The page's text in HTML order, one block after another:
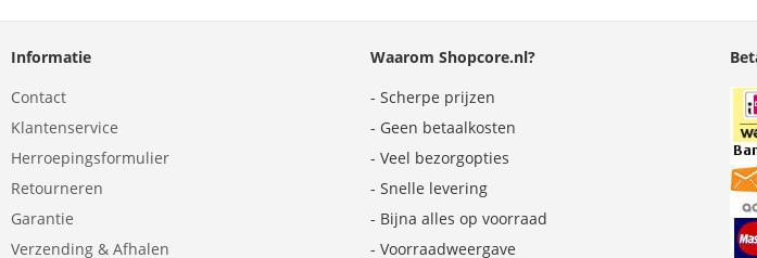
Informatie
Contact
Klantenservice
Herroepingsformulier
Retourneren
Garantie
Verzending & Afhalen
Waarom Shopcore.nl?
- Scherpe prijzen
- Geen betaalkosten
- Veel bezorgopties
- Snelle levering
- Bijna alles op voorraad
- Voorraadweergave